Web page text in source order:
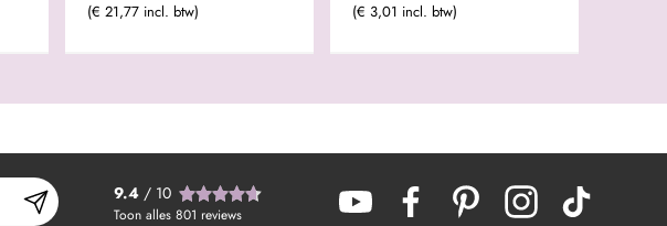
(€ 21,77 incl. btw) (€ 3,01 incl. btw)
9.4/ 10
Toon alles 801 reviews